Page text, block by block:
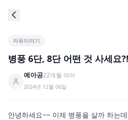
자유이야기
병풍 6단, 8단 어떤 것 사세요?!
예아공22개월 여아
2024년 12월 06일
안녕하세요~~ 이제 병풍을 살까 하는